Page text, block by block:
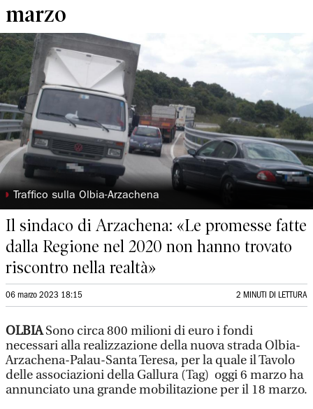
marzo
◗ Traffico sulla Olbia-Arzachena
Il sindaco di Arzachena: «Le promesse fatte
dalla Regione nel 2020 non hanno trovato
riscontro nella realtà»
06 marzo 2023 18:15 2 MINUTI DI LETTURA
OLBIASono circa 800 milioni di euro i fondi
necessari alla realizzazione della nuova strada Olbia-
Arzachena-Palau-Santa Teresa, per la quale il Tavolo
delle associazioni della Gallura (Tag) oggi 6 marzo ha
annunciato una grande mobilitazione per il 18 marzo.